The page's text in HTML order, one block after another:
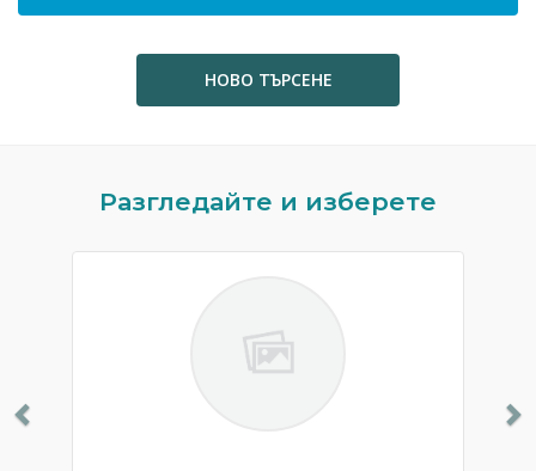
НОВО ТЪРСЕНЕ
Разгледайте и изберете